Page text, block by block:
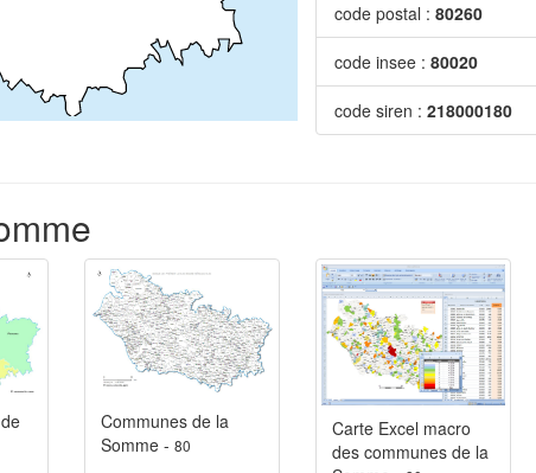
code postal : 80260
code insee : 80020
code siren : 218000180
Communes de la
Somme - 80
Carte Excel macro
des communes de la